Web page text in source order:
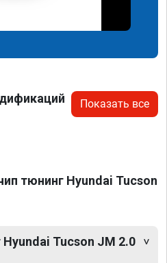
Показать все
тюнинг Hyundai Tucson
Tucson JM 2.0